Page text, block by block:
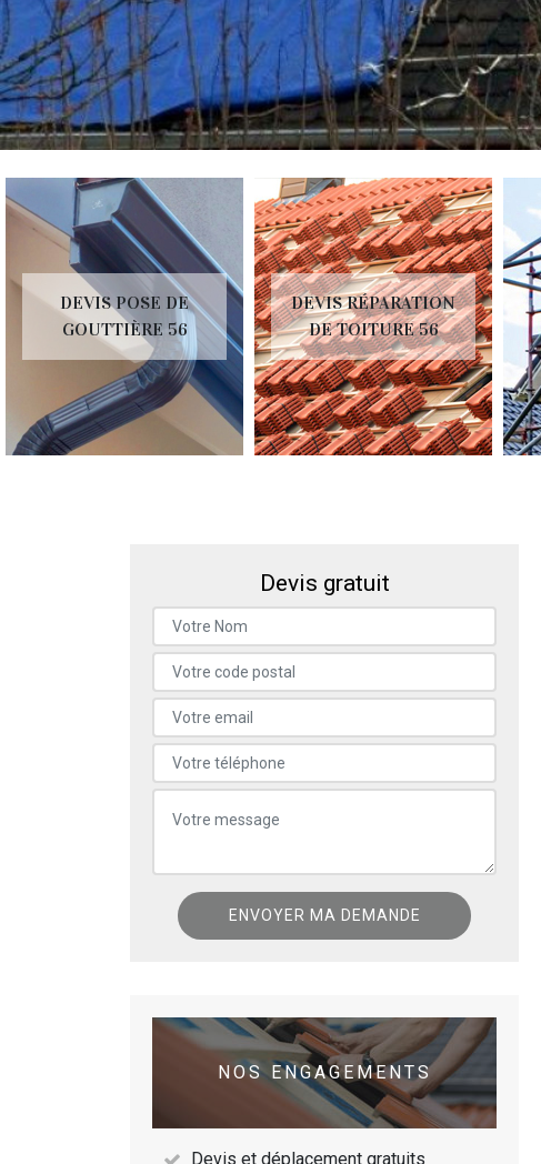
DEVIS POSE DE
GOUTTIÈRE 56
DEVIS RÉPARATION
DE TOITURE 56
Devis gratuit
NOS ENGAGEMENTS
Devis et déplacement gratuits